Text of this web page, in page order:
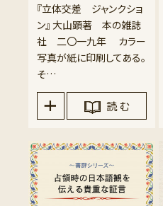
『立体交差 ジャンクショ
ン』 大山顕著 本の雑誌
社 二〇一九年 カラー
写真が紙に印刷してある。
そ…
読 む